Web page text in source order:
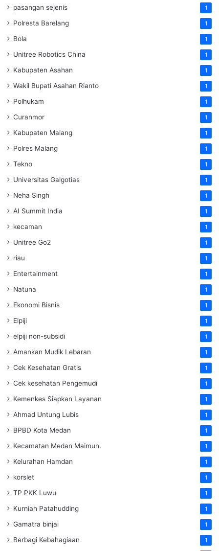
pasangan sejenis 1
Polresta Barelang 1
Bola 1
Unitree Robotics China 1
Kabupaten Asahan 1
Wakil Bupati Asahan Rianto 1
Polhukam 1
Curanmor 1
Kabupaten Malang 1
Polres Malang 1
Tekno 1
Universitas Galgotias 1
Neha Singh 1
AI Summit India 1
kecaman 1
Unitree Go2 1
riau 1
Entertainment 1
Natuna 1
Ekonomi Bisnis 1
Elpiji 1
elpiji non-subsidi 1
Amankan Mudik Lebaran 1
Cek Kesehatan Gratis 1
Cek kesehatan Pengemudi 1
Kemenkes Siapkan Layanan 1
Ahmad Untung Lubis 1
BPBD Kota Medan 1
Kecamatan Medan Maimun. 1
Kelurahan Hamdan 1
korslet 1
TP PKK Luwu 1
Kurniah Patahudding 1
Gamatra binjai 1
Berbagi Kebahagiaan 1